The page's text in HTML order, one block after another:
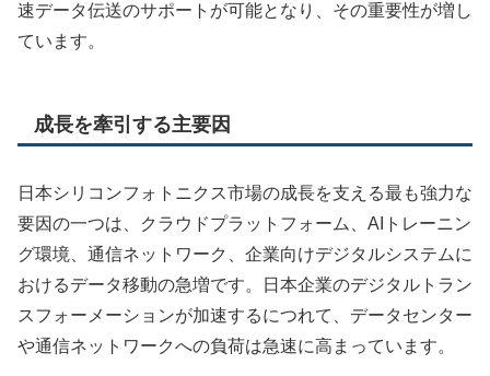
速データ伝送のサポートが可能となり、その重要性が増し
ています。
成長を牽引する主要因
日本シリコンフォトニクス市場の成長を支える最も強力な
要因の一つは、クラウドプラットフォーム、AIトレーニン
グ環境、通信ネットワーク、企業向けデジタルシステムに
おけるデータ移動の急増です。日本企業のデジタルトラン
スフォーメーションが加速するにつれて、データセンター
や通信ネットワークへの負荷は急速に高まっています。